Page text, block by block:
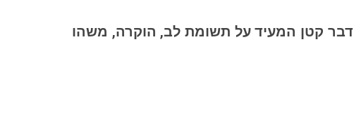
קטן המעיד על תשומת לב, הוקרה, משהו